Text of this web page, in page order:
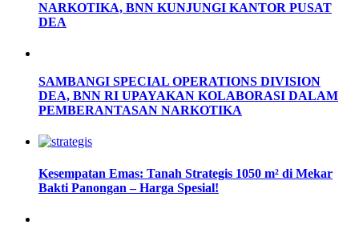
NARKOTIKA, BNN KUNJUNGI KANTOR PUSAT
DEA
SAMBANGI SPECIAL OPERATIONS DIVISION
DEA, BNN RI UPAYAKAN KOLABORASI DALAM
PEMBERANTASAN NARKOTIKA
Kesempatan Emas: Tanah Strategis 1050 m² di Mekar
Bakti Panongan – Harga Spesial!